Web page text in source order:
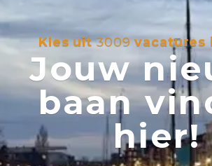
Kies uit3009 vacatures
Jouw
baan
hier!